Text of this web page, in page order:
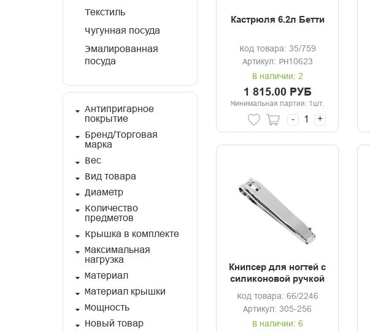
Текстиль
Чугунная посуда
Эмалированная
посуда
Антипригарное
покрытие
Бренд/Торговая
марка
Вес
Вид товара
Диаметр
Количество
предметов
Крышка в комплекте
Максимальная
нагрузка
Материал
Материал крышки
Мощность
Новый товар
Кастрюля 6.2л Бетти
Код товара: 35/759
Артикул: PH10623
В наличии: 2
1 815.00 РУБ
Минимальная партия: 1шт.
- +
Книпсер для ногтей с
силиконовой ручкой
и пилкой, длина
лезвий 10мм,
металл, 5,2см, 2-3
цвет
Код товара: 66/2246
Артикул: 305-256
В наличии: 6